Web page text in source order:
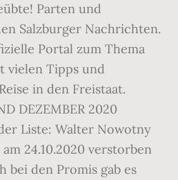
Parten und
Salzburger Nachrichten.
Portal zum Thema
vielen Tipps und
in den Freistaat.
DEZEMBER 2020
Liste: Walter Nowotny
24.10.2020 verstorben
bei den Promis gab es